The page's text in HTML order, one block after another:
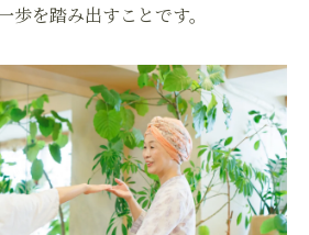
を踏み出すことです。